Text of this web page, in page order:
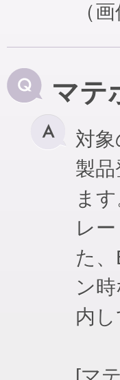
（
マテ
対
製
ま
レ
た
ン
内